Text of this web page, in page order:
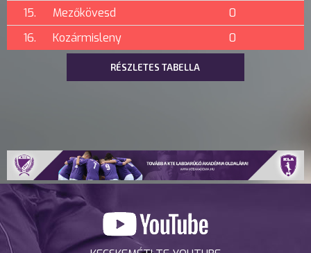
15.
Mezőkövesd
0
16.
Kozármisleny 0
RÉSZLETES TABELLA